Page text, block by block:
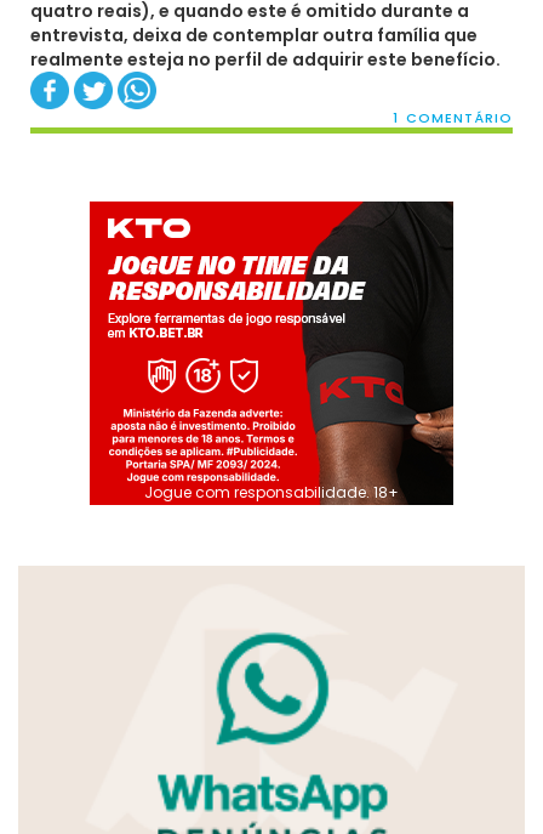
quatro reais), e quando este é omitido durante a
entrevista, deixa de contemplar outra família que
realmente esteja no perfil de adquirir este benefício.
1 COMENTÁRIO
Jogue com responsabilidade. 18+